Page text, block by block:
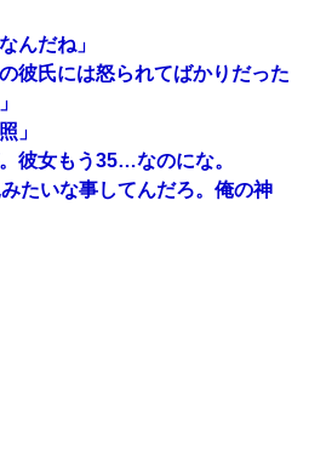
んだね」
彼氏には怒られてばかりだった
」
彼女もう35…なのにな。
たいな事してんだろ。俺の神